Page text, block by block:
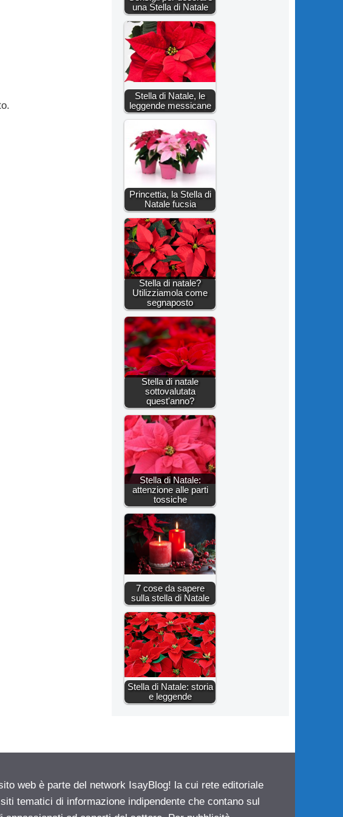
una Stella di Natale
Stella di Natale, le
leggende messicane
Princettia, la Stella di
Natale fucsia
Stella di natale?
Utilizziamola come
segnaposto
Stella di natale
sottovalutata
quest'anno?
Stella di Natale:
attenzione alle parti
tossiche
7 cose da sapere
sulla stella di Natale
Stella di Natale: storia
e leggende
web è parte del network IsayBlog! la cui rete editoriale
tematici di informazione indipendente che contano sul